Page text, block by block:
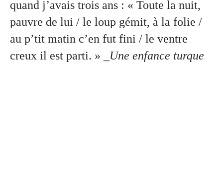
quand j’avais trois ans : « Toute la nuit,
pauvre de lui / le loup gémit, à la folie /
au p’tit matin c’en fut fini / le ventre
creux il est parti. »
_Une enfance turque